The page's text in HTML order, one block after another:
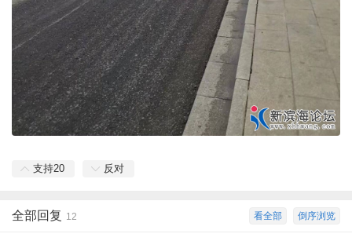
支持20 反对
倒序浏览
看全部
全部回复 12